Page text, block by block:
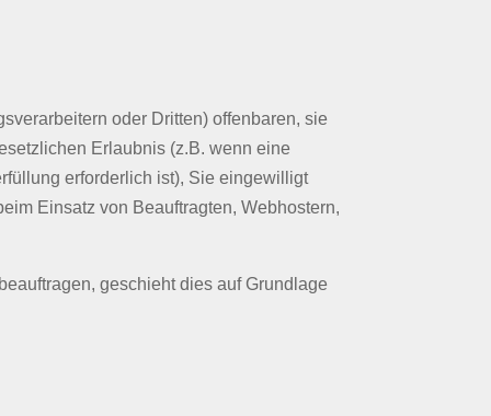
oder Dritten) offenbaren, sie
Erlaubnis (z.B. wenn eine
erforderlich ist), Sie eingewilligt
Einsatz von Beauftragten, Webhostern,
geschieht dies auf Grundlage